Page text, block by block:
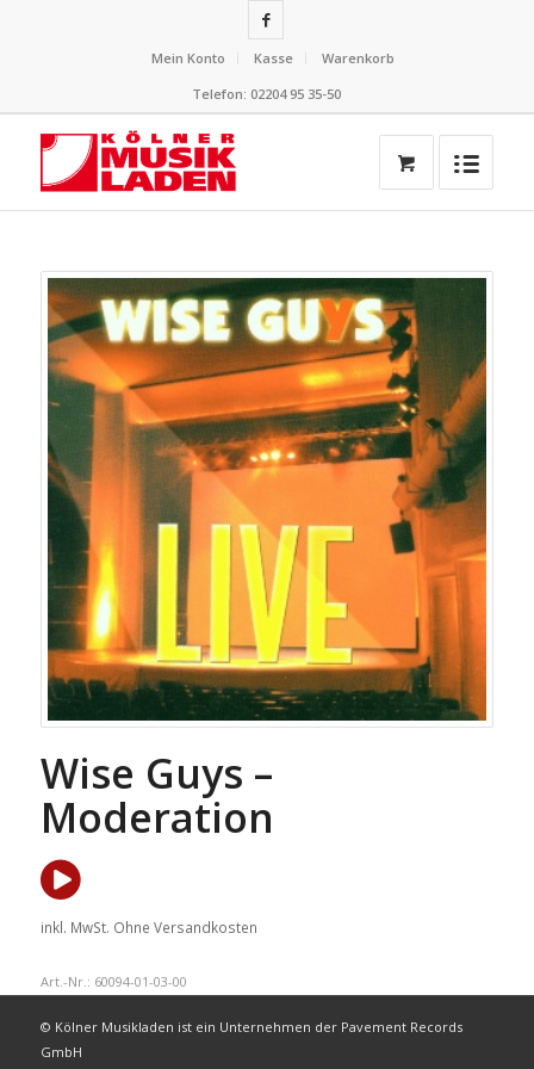
Mein Konto Kasse
Warenkorb
Telefon: 02204 95 35-50
Wise Guys –
Moderation
inkl. MwSt. Ohne Versandkosten
Art.-Nr.: 60094-01-03-00
© Kölner Musikladen ist ein Unternehmen der Pavement Records
GmbH